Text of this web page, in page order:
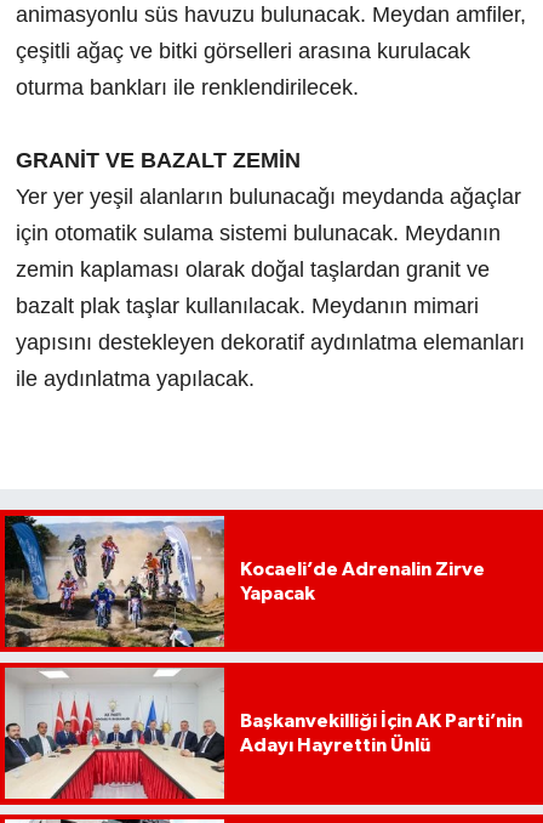
animasyonlu süs havuzu bulunacak. Meydan amfiler,
çeşitli ağaç ve bitki görselleri arasına kurulacak
oturma bankları ile renklendirilecek.
GRANİT VE BAZALT ZEMİN
Yer yer yeşil alanların bulunacağı meydanda ağaçlar
için otomatik sulama sistemi bulunacak. Meydanın
zemin kaplaması olarak doğal taşlardan granit ve
bazalt plak taşlar kullanılacak. Meydanın mimari
yapısını destekleyen dekoratif aydınlatma elemanları
ile aydınlatma yapılacak.
Kocaeli’de Adrenalin Zirve
Yapacak
Başkanvekilliği İçin AK Parti’nin
Adayı Hayrettin Ünlü